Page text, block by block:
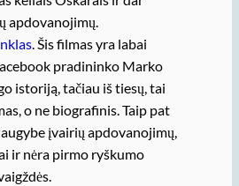
apdovanojimų.
. Šis filmas yra labai
pradininko Marko
istoriją, tačiau iš tiesų, tai
o ne biografinis. Taip pat
įvairių apdovanojimų,
ir nėra pirmo ryškumo